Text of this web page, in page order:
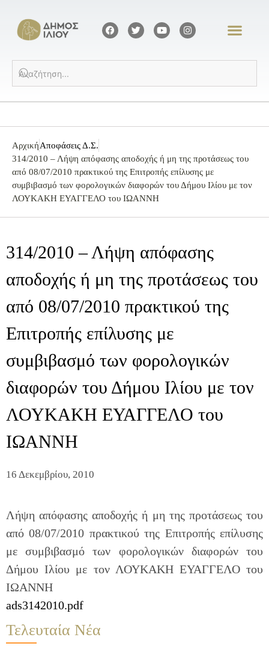
ΑρχικήΑποφάσεις Δ.Σ.
314/2010 – Λήψη απόφασης αποδοχής ή μη της προτάσεως του
από 08/07/2010 πρακτικού της Επιτροπής επίλυσης με
συμβιβασμό των φορολογικών διαφορών του Δήμου Ιλίου με τον
ΛΟΥΚΑΚΗ ΕΥΑΓΓΕΛΟ του ΙΩΑΝΝΗ
314/2010 – Λήψη απόφασης
αποδοχής ή μη της προτάσεως του
από 08/07/2010 πρακτικού της
Επιτροπής επίλυσης με
συμβιβασμό των φορολογικών
διαφορών του Δήμου Ιλίου με τον
ΛΟΥΚΑΚΗ ΕΥΑΓΓΕΛΟ του
ΙΩΑΝΝΗ
16 Δεκεμβρίου, 2010
Λήψη απόφασης αποδοχής ή μη της προτάσεως του
από 08/07/2010 πρακτικού της Επιτροπής επίλυσης
με συμβιβασμό των φορολογικών διαφορών του
Δήμου Ιλίου με τον ΛΟΥΚΑΚΗ ΕΥΑΓΓΕΛΟ του
ΙΩΑΝΝΗ
ads3142010.pdf
Τελευταία Νέα